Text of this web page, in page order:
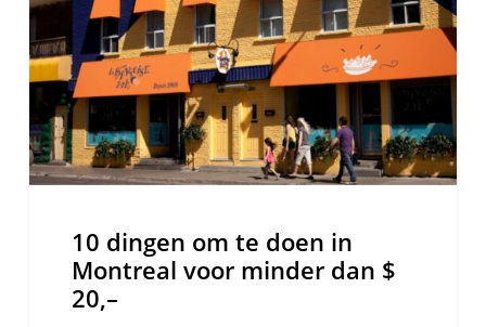
in
Montreal
voor
minder
dan
10 dingen om te doen in
Montreal voor minder dan $
20,–